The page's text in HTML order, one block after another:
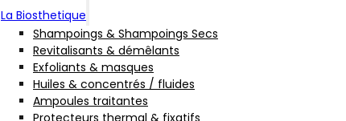
La Biosthetique
Shampoings & Shampoings Secs
Revitalisants & démêlants
Exfoliants & masques
Huiles & concentrés / fluides
Ampoules traitantes